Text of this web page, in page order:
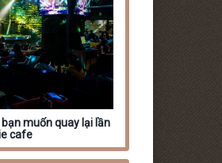
muốn quay lại lần
cafe